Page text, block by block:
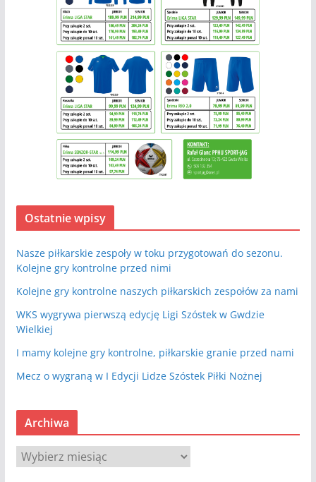
Ostatnie wpisy
Nasze piłkarskie zespoły w toku przygotowań do sezonu.
Kolejne gry kontrolne przed nimi
Kolejne gry kontrolne naszych piłkarskich zespołów za nami
WKS wygrywa pierwszą edycję Ligi Szóstek w Gwdzie
Wielkiej
I mamy kolejne gry kontrolne, piłkarskie granie przed nami
Mecz o wygraną w I Edycji Lidze Szóstek Piłki Nożnej
Archiwa
A
r